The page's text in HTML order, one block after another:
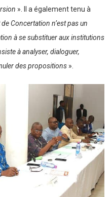
». Il a également tenu à
Concertation n’est pas un
à se substituer aux institutions
à analyser, dialoguer,
des propositions ».